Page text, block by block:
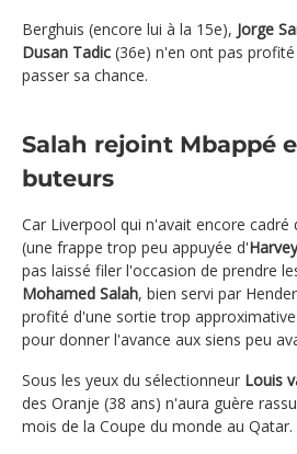
Berghuis (encore lui à la 15e), Jorge
Dusan Tadic (36e) n'en ont pas
passer sa chance.
Salah rejoint Mbappé
buteurs
Car Liverpool qui n'avait encore cadré
(une frappe trop peu appuyée d'
pas laissé filer l'occasion de prendre
Mohamed Salah, bien servi par
profité d'une sortie trop
pour donner l'avance aux siens peu
Sous les yeux du sélectionneur Louis
des Oranje (38 ans) n'aura guère
mois de la Coupe du monde au Qatar.